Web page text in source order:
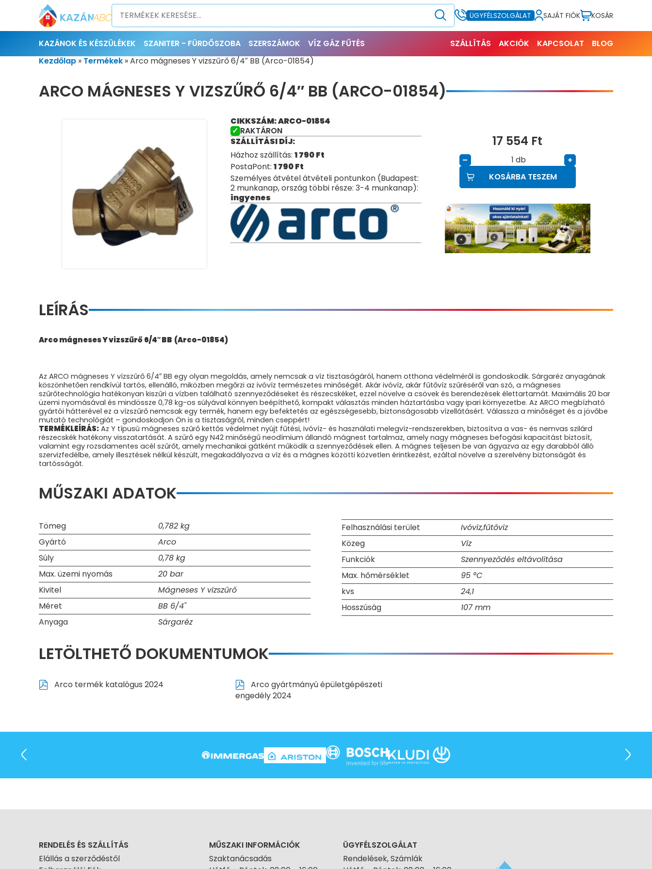
ÜGYFÉLSZOLGÁLAT SAJÁT FIÓK KOSÁR
KAZÁNOK ÉS KÉSZÜLÉKEK SZANITER - FÜRDŐSZOBA SZERSZÁMOK VÍZ GÁZ FŰTÉS SZÁLLÍTÁS AKCIÓK KAPCSOLAT
BLOG
Kezdőlap » Termékek »Arco mágneses Y vizszűrő 6/4″ BB (Arco-01854)
ARCO MÁGNESES Y VIZSZŰRŐ 6/4″ BB (ARCO-01854)
CIKKSZÁM: ARCO-01854
RAKTÁRON
SZÁLLÍTÁSI DÍJ:
Házhoz szállítás: 1 790Ft
PostaPont: 1 790Ft
Személyes átvétel átvételi pontunkon (Budapest:
2 munkanap, ország többi része: 3-4 munkanap):
ingyenes
17 554 Ft
– db
+
KOSÁRBA TESZEM
LEÍRÁS
Arco mágneses Y vizszűrő 6/4″ BB (Arco-01854)
Az ARCO mágneses Y vízszűrő 6/4″ BB egy olyan megoldás, amely nemcsak a víz tisztaságáról, hanem otthona védelméről is gondoskodik. Sárgaréz anyagának
köszönhetően rendkívül tartós, ellenálló, miközben megőrzi az ivóvíz természetes minőségét. Akár ivóvíz, akár fűtővíz szűréséről van szó, a mágneses
szűrőtechnológia hatékonyan kiszűri a vízben található szennyeződéseket és részecskéket, ezzel növelve a csövek és berendezések élettartamát. Maximális 20 bar
üzemi nyomásával és mindössze 0,78 kg-os súlyával könnyen beépíthető, kompakt választás minden háztartásba vagy ipari környezetbe. Az ARCO megbízható
gyártói hátterével ez a vízszűrő nemcsak egy termék, hanem egy befektetés az egészségesebb, biztonságosabb vízellátásért. Válassza a minőséget és a jövőbe
mutató technológiát – gondoskodjon Ön is a tisztaságról, minden cseppért!
TERMÉKLEÍRÁS: Az Y típusú mágneses szűrő kettős védelmet nyújt fűtési, ivóvíz- és használati melegvíz-rendszerekben, biztosítva a vas- és nemvas szilárd
részecskék hatékony visszatartását. A szűrő egy N42 minőségű neodímium állandó mágnest tartalmaz, amely nagy mágneses befogási kapacitást biztosít,
valamint egy rozsdamentes acél szűrőt, amely mechanikai gátként működik a szennyeződések ellen. A mágnes teljesen be van ágyazva az egy darabból álló
szervizfedélbe, amely illesztések nélkül készült, megakadályozva a víz és a mágnes közötti közvetlen érintkezést, ezáltal növelve a szerelvény biztonságát és
tartósságát.
MŰSZAKI ADATOK
Tömeg
0,782 kg
Gyártó
Arco
Súly
0,78 kg
Max. üzemi nyomás
20 bar
Kivitel
Mágneses Y vizszűrő
Méret
BB 6/4"
Anyaga
Sárgaréz
Felhasználási terület
Ivóviz,fűtőviz
Közeg
Víz
Funkciók
Szennyeződés eltávolitása
Max. hőmérséklet
95 °C
kvs
24,1
Hosszúság
107 mm
LETÖLTHETŐ DOKUMENTUMOK
Arco termék katalógus 2024
Arco gyártmányú épületgépészeti
engedély 2024
RENDELÉS ÉS SZÁLLÍTÁS
Elállás a szerződéstől
MŰSZAKI INFORMÁCIÓK
Szaktanácsadás
ÜGYFÉLSZOLGÁLAT
Rendelések, Számlák